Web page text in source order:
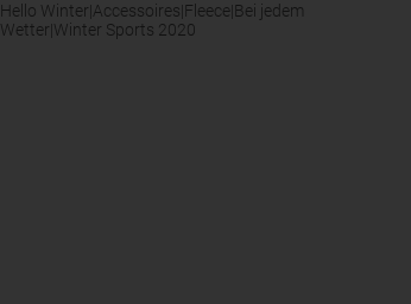
Hello Winter|Accessoires|Fleece|Bei jedem
Wetter|Winter Sports 2020